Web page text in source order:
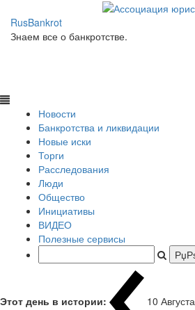
RusBankrot
Знаем все о банкротстве.
Новости
Банкротства и ликвидации
Новые иски
Торги
Расследования
Люди
Общество
Инициативы
ВИДЕО
Полезные сервисы
Этот день в истории: 10 Августа